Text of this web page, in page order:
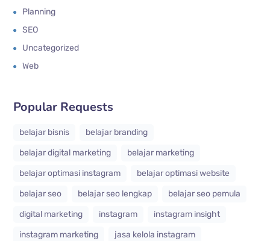
Planning
SEO
Uncategorized
Web
Popular Requests
belajar bisnis
belajar branding
belajar digital marketing
belajar marketing
belajar optimasi instagram
belajar optimasi website
belajar seo
belajar seo lengkap
belajar seo pemula
digital marketing
instagram
instagram insight
instagram marketing
jasa kelola instagram